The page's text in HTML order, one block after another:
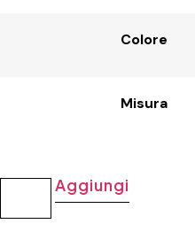
Colore
Misura
Aggiungi